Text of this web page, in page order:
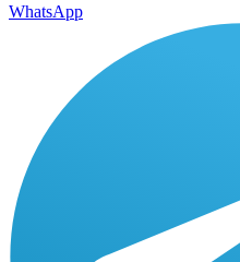
WhatsApp